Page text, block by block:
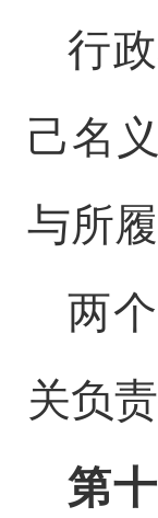
行
己名
与所
两
关负
第